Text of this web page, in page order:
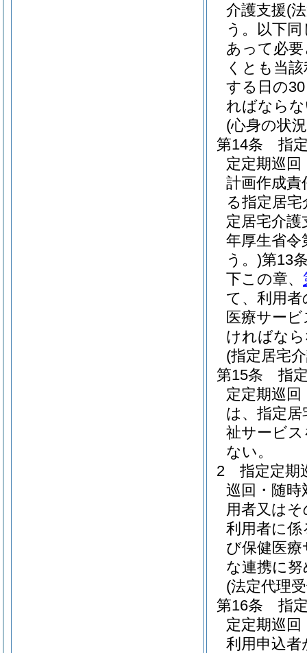
介護支援(
う。以下同
あって必
くとも当
する日の
ればなら
(心身の状
第14条
指
定定期巡
計画作成
る指定居
定居宅介
年厚生省令
う。)第13
下この章、
て、利用
医療サー
ければな
(指定居宅
第15条
指
定定期巡
は、指定
祉サービ
ない。
2
指定定期
巡回・随時
用者又は
利用者に係
び保健医
な連携に
(法定代理
第16条
指
定定期巡
利用申込